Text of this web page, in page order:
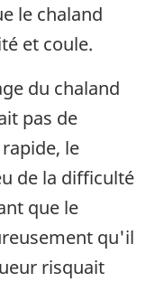
le chaland
et coule.
du chaland
pas de
le
de la difficulté
que le
qu'il
risquait